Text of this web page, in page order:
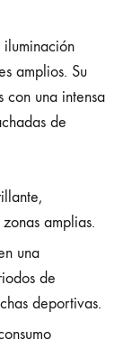
amplios. Su
con una intensa
de
amplias.
una
de
deportivas.